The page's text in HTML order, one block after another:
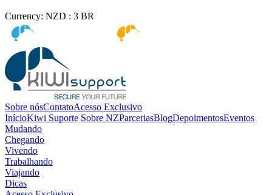
Currency: NZD : 3 BR
Sobre nósContatoAcesso Exclusivo
InícioKiwi Suporte Sobre NZParceriasBlogDepoimentosEventos
Mudando
Chegando
Vivendo
Trabalhando
Viajando
Dicas